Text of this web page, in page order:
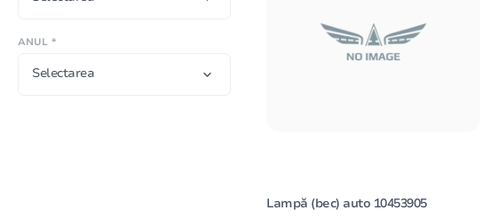
ANUL *
Selectarea
Lampă (bec) auto 10453905